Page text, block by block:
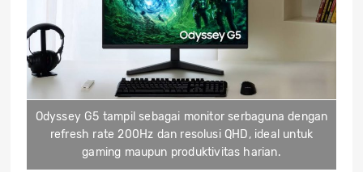
Odyssey G5 tampil sebagai monitor serbaguna dengan
refresh rate 200Hz dan resolusi QHD, ideal untuk
gaming maupun produktivitas harian.